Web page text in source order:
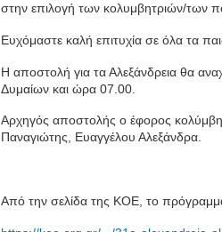
στην επιλογή των κολυμβητριών/των
Ευχόμαστε καλή επιτυχία σε όλα τα
Η αποστολή για τα Αλεξάνδρεια θα
Δυμαίων και ώρα 07.00.
Αρχηγός αποστολής ο έφορος
Παναγιώτης, Ευαγγέλου Αλεξάνδρα.
Από την σελίδα της ΚΟΕ, το